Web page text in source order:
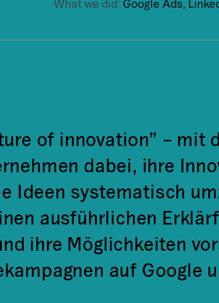
What we did: Google Ads,
of innovation” – mit
dabei, ihre
Ideen systematisch
ausführlichen
ihre Möglichkeiten
auf Google